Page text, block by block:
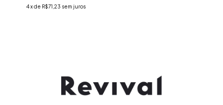
4 x de R$71,23 sem juros